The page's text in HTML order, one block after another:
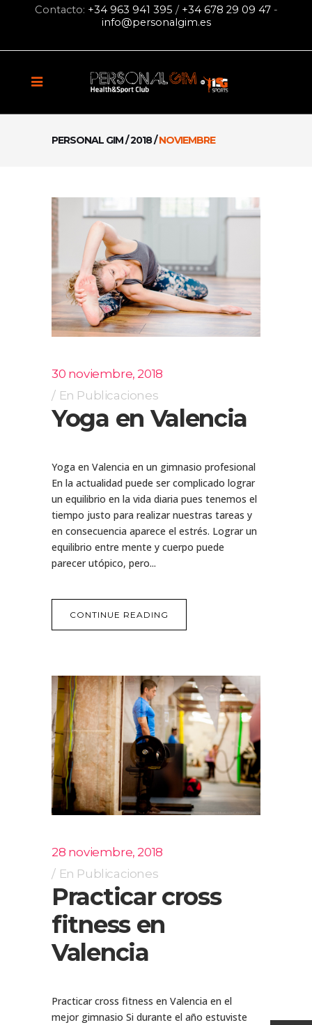
Contacto: +34 963 941 395 / +34 678 29 09 47-
info@personalgim.es
PERSONAL GIM/2018/NOVIEMBRE
30 noviembre, 2018
En Publicaciones
Yoga en Valencia
Yoga en Valencia en un gimnasio profesional
En la actualidad puede ser complicado lograr
un equilibrio en la vida diaria pues tenemos el
tiempo justo para realizar nuestras tareas y
en consecuencia aparece el estrés. Lograr un
equilibrio entre mente y cuerpo puede
parecer utópico, pero...
CONTINUE READING
28 noviembre, 2018
En Publicaciones
Practicar cross
fitness en
Valencia
Practicar cross fitness en Valencia en el
mejor gimnasio Si durante el año estuviste